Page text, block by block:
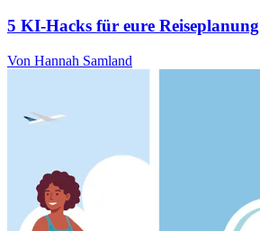
5 KI-Hacks für eure Reiseplanung
Von Hannah Samland